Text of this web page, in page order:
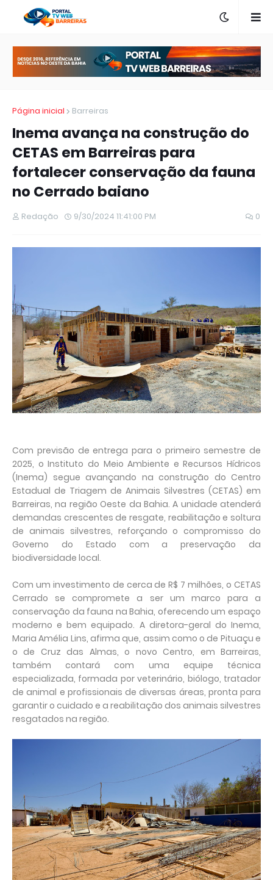
Página inicial Barreiras
Inema avança na construção do
CETAS em Barreiras para
fortalecer conservação da fauna
no Cerrado baiano
Redação 9/30/2024 11:41:00 PM 0
Com previsão de entrega para o primeiro semestre de
2025, o Instituto do Meio Ambiente e Recursos Hídricos
(Inema) segue avançando na construção do Centro
Estadual de Triagem de Animais Silvestres (CETAS) em
Barreiras, na região Oeste da Bahia. A unidade atenderá
demandas crescentes de resgate, reabilitação e soltura
de animais silvestres, reforçando o compromisso do
Governo do Estado com a preservação da
biodiversidade local.
Com um investimento de cerca de R$ 7 milhões, o CETAS
Cerrado se compromete a ser um marco para a
conservação da fauna na Bahia, oferecendo um espaço
moderno e bem equipado. A diretora-geral do Inema,
Maria Amélia Lins, afirma que, assim como o de Pituaçu e
o de Cruz das Almas, o novo Centro, em Barreiras,
também contará com uma equipe técnica
especializada, formada por veterinário, biólogo, tratador
de animal e profissionais de diversas áreas, pronta para
garantir o cuidado e a reabilitação dos animais silvestres
resgatados na região.